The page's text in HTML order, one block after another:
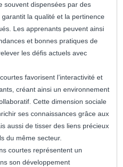
souvent dispensées par des
la qualité et la pertinence
Les apprenants peuvent ainsi
et bonnes pratiques de
les défis actuels avec
favorisent l’interactivité et
créant ainsi un environnement
Cette dimension sociale
ses connaissances grâce aux
aussi de tisser des liens précieux
du même secteur.
courtes représentent un
son développement